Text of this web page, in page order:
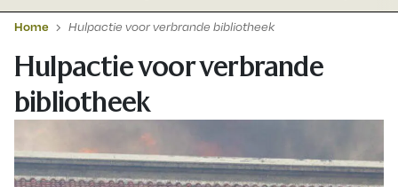
Home Hulpactie voor verbrande bibliotheek
Hulpactie voor verbrande
bibliotheek